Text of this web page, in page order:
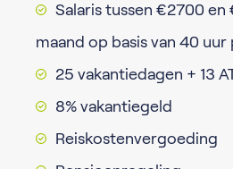
Salaris tussen €2700
maand op basis van 40 uur
25 vakantiedagen + 13
8% vakantiegeld
Reiskostenvergoeding